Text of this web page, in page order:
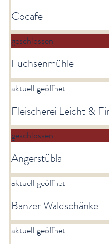
Cocafe
geschlossen
Fuchsenmühle
aktuell geöffnet
Fleischerei Leicht &
geschlossen
Angerstübla
aktuell geöffnet
Banzer Waldschänke
aktuell geöffnet